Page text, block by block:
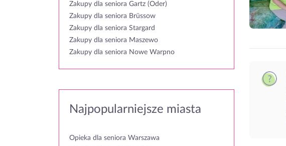
Zakupy dla seniora Gartz (Oder)
Zakupy dla seniora Brüssow
Zakupy dla seniora Stargard
Zakupy dla seniora Maszewo
Zakupy dla seniora Nowe Warpno
Najpopularniejsze miasta
Opieka dla seniora Warszawa